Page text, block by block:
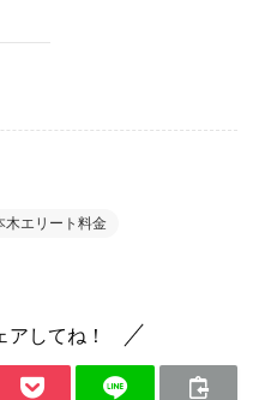
木エリート料金
アしてね！